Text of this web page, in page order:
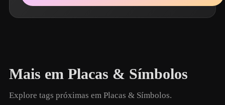
Mais em Placas & Símbolos
Explore tags próximas em Placas & Símbolos.